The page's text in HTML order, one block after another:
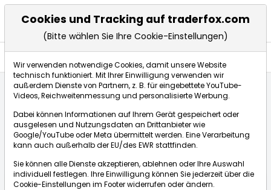
EQS-News: Commerzbank empfiehlt kritische Prüfung...
dpa-AFX Compact
ÜBERSICHT DPA-AFX PROFEED
DPA-AFX COMPACT
Cookies und Tracking auf traderfox.com
(Bitte wählen Sie Ihre Cookie-Einstellungen)
Wir verwenden notwendige Cookies, damit unsere Website
technisch funktioniert. Mit Ihrer Einwilligung verwenden wir
außerdem Dienste von Partnern, z. B. für eingebettete YouTube-
Videos, Reichweitenmessung und personalisierte Werbung.
Dabei können Informationen auf Ihrem Gerät gespeichert oder
ausgelesen und Nutzungsdaten an Drittanbieter wie
Google/YouTube oder Meta übermittelt werden. Eine Verarbeitung
kann auch außerhalb der EU/des EWR stattfinden.
Sie können alle Dienste akzeptieren, ablehnen oder Ihre Auswahl
individuell festlegen. Ihre Einwilligung können Sie jederzeit über die
Cookie-Einstellungen im Footer widerrufen oder ändern.